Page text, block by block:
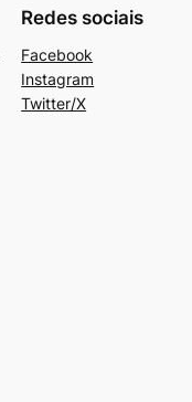
Redes sociais
Facebook
Instagram
Twitter/X